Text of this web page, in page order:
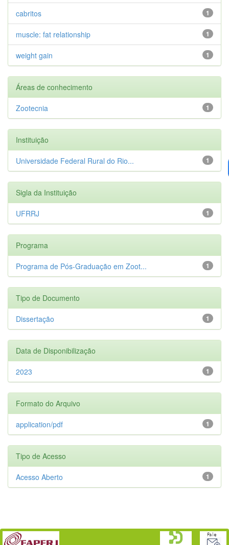
1
cabritos
1
muscle: fat relationship
1
weight gain
Áreas de conhecimento
1
Zootecnia
Instituição
1
Universidade Federal Rural do Rio...
Sigla da Instituição
1
UFRRJ
Programa
1
Programa de Pós-Graduação em Zoot...
Tipo de Documento
1
Dissertação
Data de Disponibilização
1
2023
Formato do Arquivo
1
application/pdf
Tipo de Acesso
1
Acesso Aberto